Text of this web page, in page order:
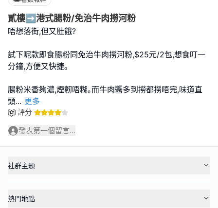
貳樓➡️港式腸粉/免治牛肉撈河粉
唔想落街,但又肚餓?
試下呢款即食腸粉同免治牛肉撈河粉,$25元/2包,想食叮一
分鐘,方便又快捷｡
腸粉米香夠濃,煙韌唔糊｡而牛肉醬多到撈都撈唔完,味道直
頭... 更多
評分
發表第一個留言...
社群主題
熱門地點